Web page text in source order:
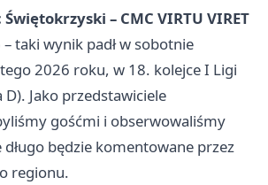
– CMC VIRTU VIRET
– taki wynik padł w sobotnie
2026 roku, w 18. kolejce I Ligi
D). Jako przedstawiciele
gośćmi i obserwowaliśmy
będzie komentowane przez
regionu.